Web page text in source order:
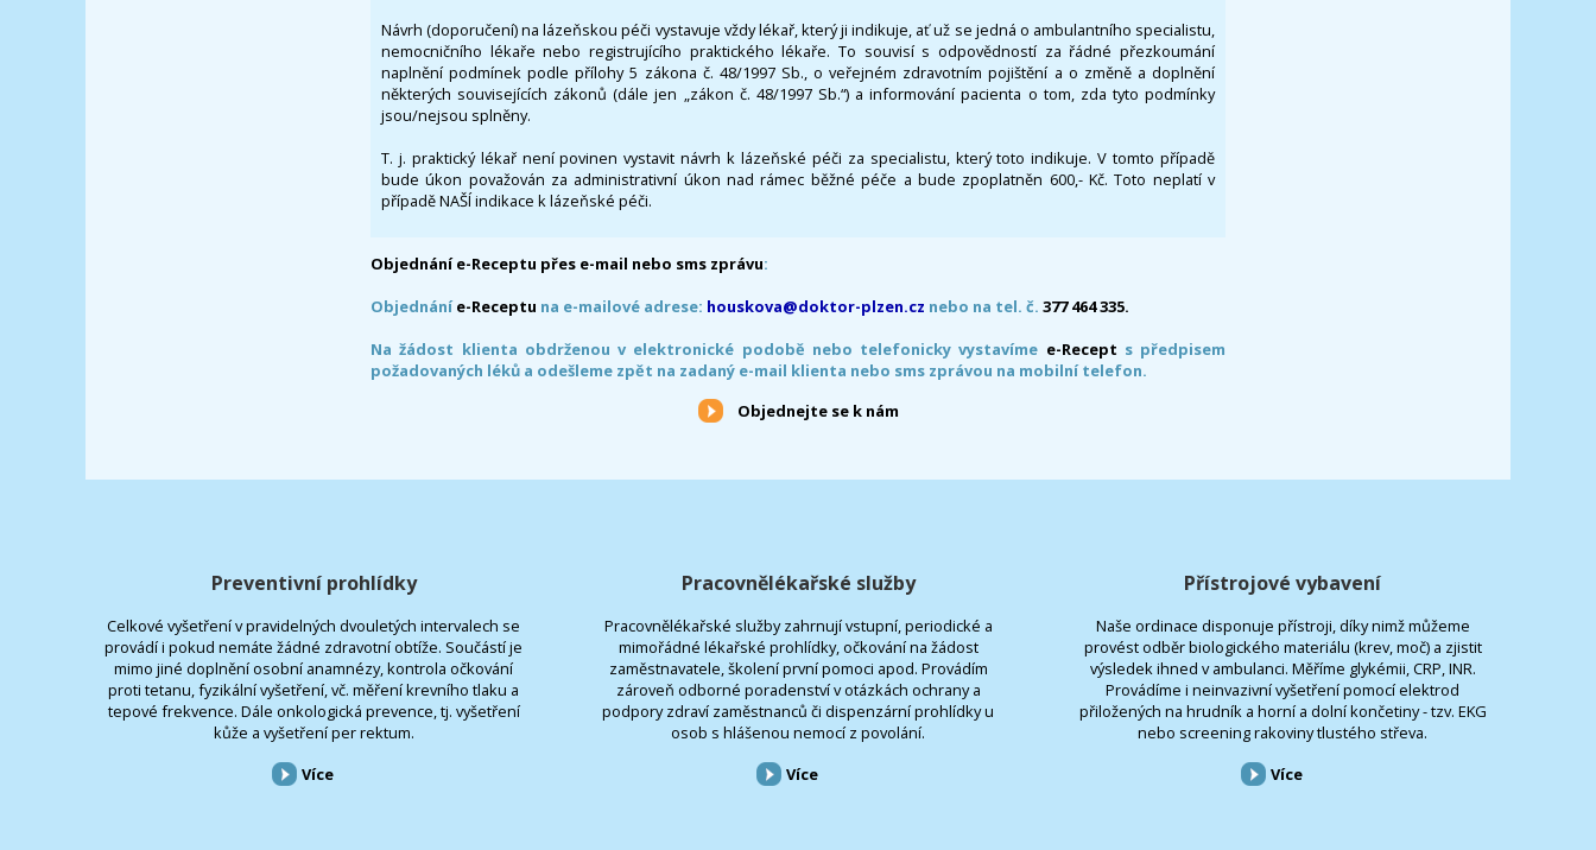
Návrh (doporučení) na lázeňskou péči vystavuje vždy lékař, který ji indikuje, ať už se jedná o ambulantního specialistu,
nemocničního lékaře nebo registrujícího praktického lékaře. To souvisí s odpovědností za řádné přezkoumání
naplnění podmínek podle přílohy 5 zákona č. 48/1997 Sb., o veřejném zdravotním pojištění a o změně a doplnění
některých souvisejících zákonů (dále jen „zákon č. 48/1997 Sb.“) a informování pacienta o tom, zda tyto podmínky
jsou/nejsou splněny.
T. j. praktický lékař není povinen vystavit návrh k lázeňské péči za specialistu, který toto indikuje. V tomto případě
bude úkon považován za administrativní úkon nad rámec běžné péče a bude zpoplatněn 600,- Kč. Toto neplatí v
případě NAŠÍ indikace k lázeňské péči.
Objednání e-Receptu přes e-mail nebo sms zprávu:
Objednáníe-Receptu na e-mailové adrese: houskova@doktor-plzen.cz nebo na tel. č. 377 464 335.
Na žádost klienta obdrženou v elektronické podobě nebo telefonicky vystavíme e-Recept s předpisem
požadovaných léků a odešleme zpět na zadaný e-mail klienta nebo sms zprávou na mobilní telefon.
Objednejte se k nám
Preventivní prohlídky
Celkové vyšetření v pravidelných dvouletých intervalech se
provádí i pokud nemáte žádné zdravotní obtíže. Součástí je
mimo jiné doplnění osobní anamnézy, kontrola očkování
proti tetanu, fyzikální vyšetření, vč. měření krevního tlaku a
tepové frekvence. Dále onkologická prevence, tj. vyšetření
kůže a vyšetření per rektum.
Více
Pracovnělékařské služby
Pracovnělékařské služby zahrnují vstupní, periodické a
mimořádné lékařské prohlídky, očkování na žádost
zaměstnavatele, školení první pomoci apod. Provádím
zároveň odborné poradenství v otázkách ochrany a
podpory zdraví zaměstnanců či dispenzární prohlídky u
osob s hlášenou nemocí z povolání.
Více
Přístrojové vybavení
Naše ordinace disponuje přístroji, díky nimž můžeme
provést odběr biologického materiálu (krev, moč) a zjistit
výsledek ihned v ambulanci. Měříme glykémii, CRP, INR.
Provádíme i neinvazivní vyšetření pomocí elektrod
přiložených na hrudník a horní a dolní končetiny - tzv. EKG
nebo screening rakoviny tlustého střeva.
Více